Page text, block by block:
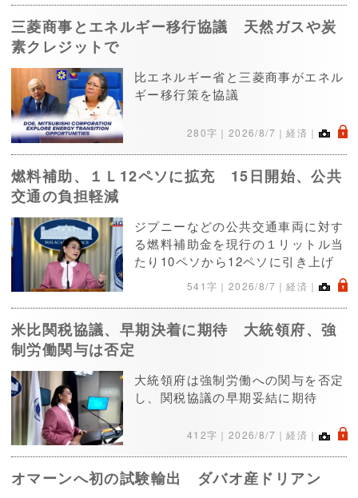
三菱商事とエネルギー移行協議 天然ガスや炭
素クレジットで
比エネルギー省と三菱商事がエネル
ギー移行策を協議
280字｜ 2026/8/7 ｜経済｜ .
燃料補助、１Ｌ12ペソに拡充 15日開始、公共
交通の負担軽減
ジプニーなどの公共交通車両に対す
る燃料補助金を現行の１リットル当
たり10ペソから12ペソに引き上げ
541字｜ 2026/8/7 ｜経済｜ .
米比関税協議、早期決着に期待 大統領府、強
制労働関与は否定
大統領府は強制労働への関与を否定
し、関税協議の早期妥結に期待
412字｜ 2026/8/7 ｜経済｜ .
オマーンへ初の試験輸出 ダバオ産ドリアン